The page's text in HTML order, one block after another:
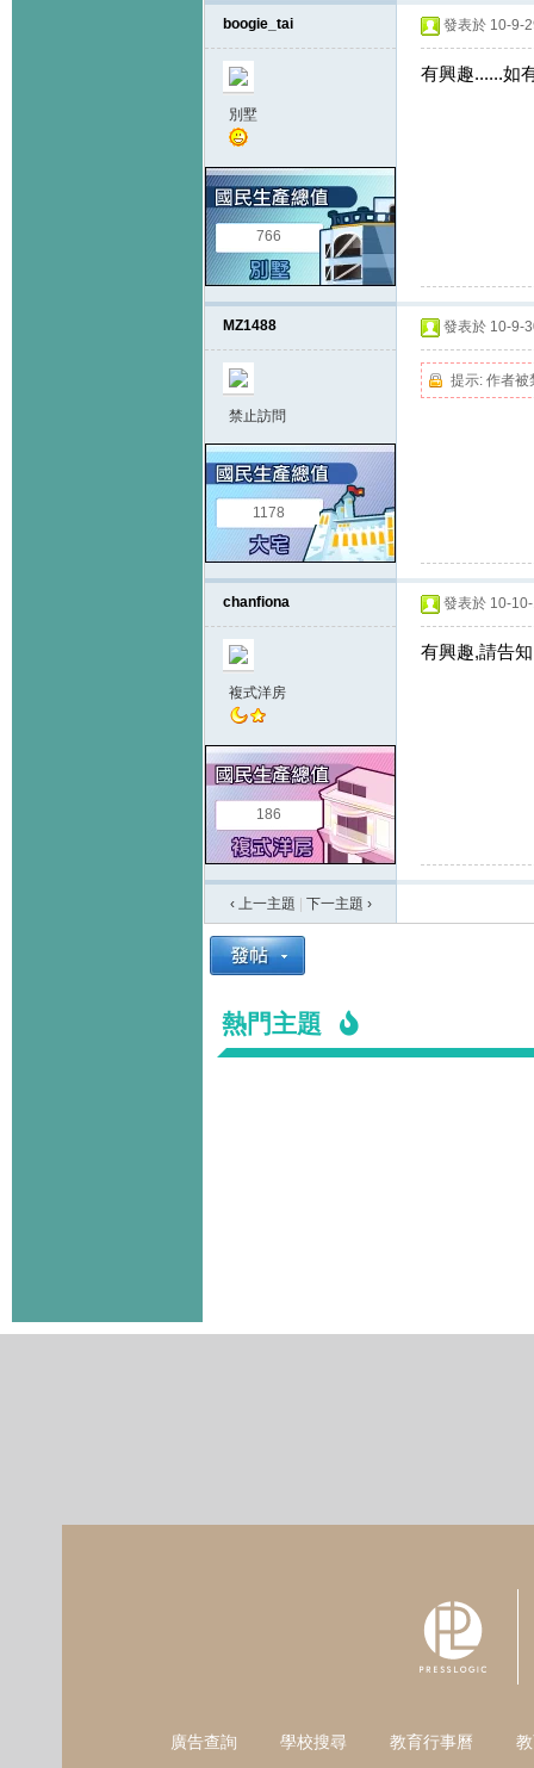
boogie_tai
別墅
766
發表於 10-9-
有興趣......如
MZ1488
禁止訪問
1178
發表於 10-9-
提示: 作者被
chanfiona
複式洋房
186
發表於 10-
有興趣,請告
‹ 上一主題 下一主題 ›
熱門主題
廣告查詢 學校搜尋 教育行事曆